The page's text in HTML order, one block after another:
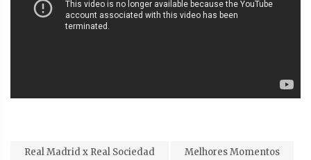
Real Madrid x Real Sociedad
Melhores Momentos